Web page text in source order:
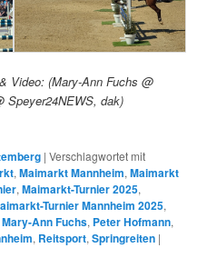
Video: (Mary-Ann Fuchs @
Speyer24NEWS, dak)
|Verschlagwortet mit
,Maimarkt Mannheim,Maimarkt
,Maimarkt-Turnier 2025,
Turnier Mannheim 2025,
Mary-Ann Fuchs, Peter Hofmann,
, Reitsport,Springreiten |